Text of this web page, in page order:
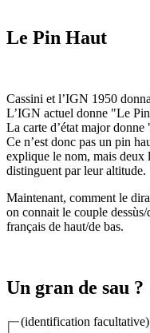
Le Pin Haut
Cassini et l’IGN 1950
L’IGN actuel donne "Le
La carte d’état major
Ce n’est donc pas un pin
explique le nom, mais
distinguent par leur altitude.
Maintenant, comment le
on connait le couple
français de haut/de bas.
Un gran de sau ?
(identification facultative)